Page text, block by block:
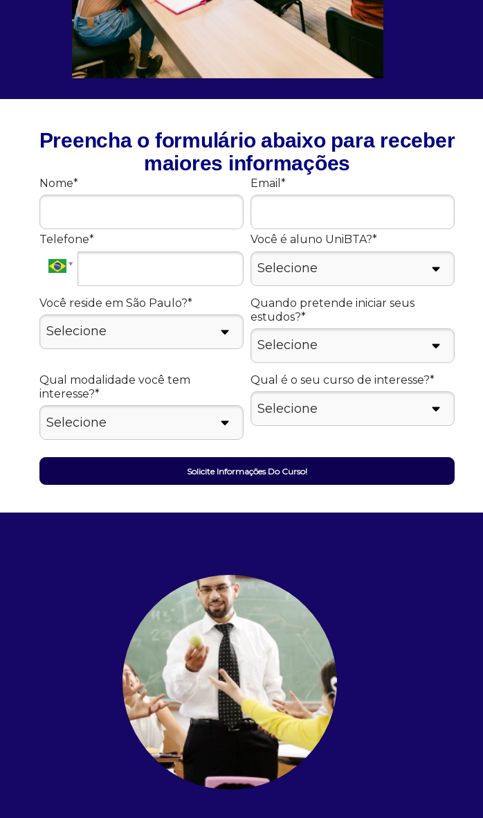
Preencha o formulário abaixo para receber
maiores informações
Nome* Email*
Telefone* Você é aluno UniBTA?*
Você reside em São Paulo?*
Quando pretende iniciar seus
estudos?*
Qual modalidade você tem
interesse?*
Qual é o seu curso de interesse?*
Solicite Informações Do Curso!